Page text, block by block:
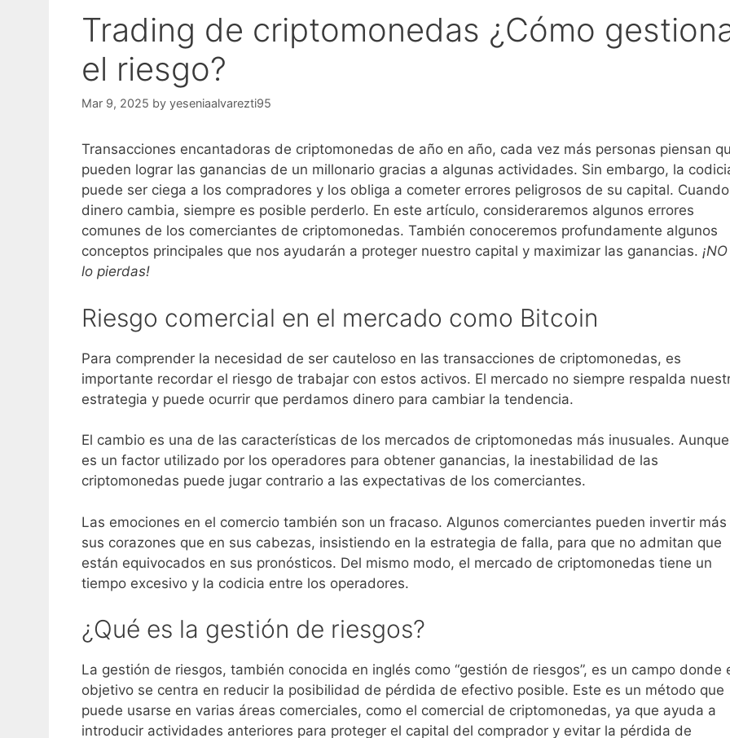
Trading de criptomonedas ¿Cómo
el riesgo?
Mar 9, 2025 by yeseniaalvarezti95
Transacciones encantadoras de criptomonedas de año en año, cada vez más personas piensan
pueden lograr las ganancias de un millonario gracias a algunas actividades. Sin embargo, la
puede ser ciega a los compradores y los obliga a cometer errores peligrosos de su capital.
dinero cambia, siempre es posible perderlo. En este artículo, consideraremos algunos errores
comunes de los comerciantes de criptomonedas. También conoceremos profundamente algunos
conceptos principales que nos ayudarán a proteger nuestro capital y maximizar las ganancias.
lo pierdas!
Riesgo comercial en el mercado como Bitcoin
Para comprender la necesidad de ser cauteloso en las transacciones de criptomonedas, es
importante recordar el riesgo de trabajar con estos activos. El mercado no siempre respalda
estrategia y puede ocurrir que perdamos dinero para cambiar la tendencia.
El cambio es una de las características de los mercados de criptomonedas más inusuales. Aunque
es un factor utilizado por los operadores para obtener ganancias, la inestabilidad de las
criptomonedas puede jugar contrario a las expectativas de los comerciantes.
Las emociones en el comercio también son un fracaso. Algunos comerciantes pueden invertir más
sus corazones que en sus cabezas, insistiendo en la estrategia de falla, para que no admitan que
están equivocados en sus pronósticos. Del mismo modo, el mercado de criptomonedas tiene un
tiempo excesivo y la codicia entre los operadores.
¿Qué es la gestión de riesgos?
La gestión de riesgos, también conocida en inglés como “gestión de riesgos”, es un campo donde
objetivo se centra en reducir la posibilidad de pérdida de efectivo posible. Este es un método que
puede usarse en varias áreas comerciales, como el comercial de criptomonedas, ya que ayuda a
introducir actividades anteriores para proteger el capital del comprador y evitar la pérdida de